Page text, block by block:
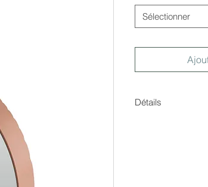
Sélectionner
Détails